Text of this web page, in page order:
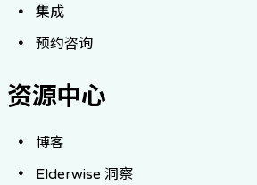
集成
预约咨询
资源中心
博客
Elderwise 洞察